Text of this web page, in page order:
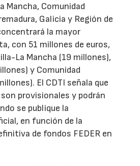
Mancha, Comunidad
Galicia y Región de
la mayor
con 51 millones de euros,
La Mancha (19 millones),
y Comunidad
El CDTI señala que
provisionales y podrán
se publique la
en función de la
de fondos FEDER en